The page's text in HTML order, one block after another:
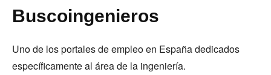
Buscoingenieros
Uno de los portales de empleo en España dedicados
específicamente al área de la ingeniería.